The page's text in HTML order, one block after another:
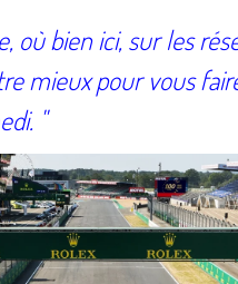
bien ici, sur les
mieux pour vous
"